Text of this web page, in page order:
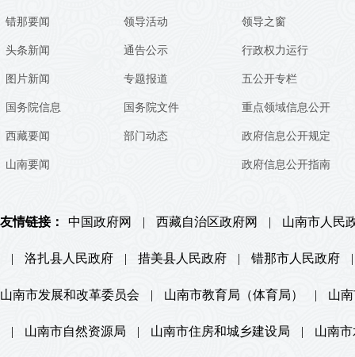
错那要闻
头条新闻
图片新闻
国务院信息
西藏要闻
山南要闻
领导活动
通告公示
专题报道
国务院文件
部门动态
领导之窗
行政权力运行
五公开专栏
重点领域信息公开
政府信息公开规定
政府信息公开指南
友情链接： 中国政府网 | 西藏自治区政府网 | 山南市人民
| 洛扎县人民政府 | 措美县人民政府 | 错那市人民政府 |
山南市发展和改革委员会 | 山南市教育局（体育局） | 山
| 山南市自然资源局 | 山南市住房和城乡建设局 | 山南